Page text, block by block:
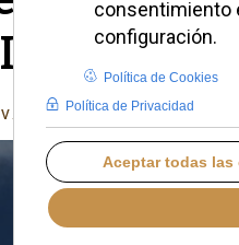
del
SÁBADO, 13